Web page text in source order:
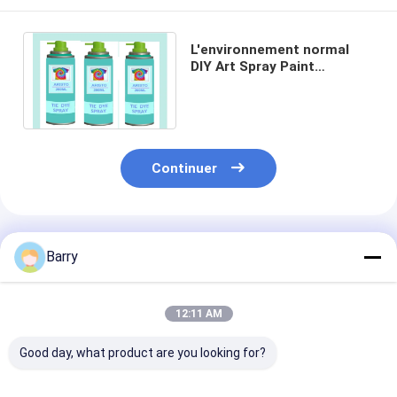
L'environnement normal
DIY Art Spray Paint
Continuer
Produits Recommandés
Barry
12:11 AM
Good day, what product are you looking for?